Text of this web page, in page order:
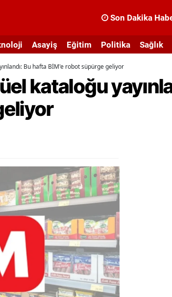
Son Dakika
Asayiş Eğitim Politika Sağlık
Bu hafta BİM'e robot süpürge geliyor
kataloğu